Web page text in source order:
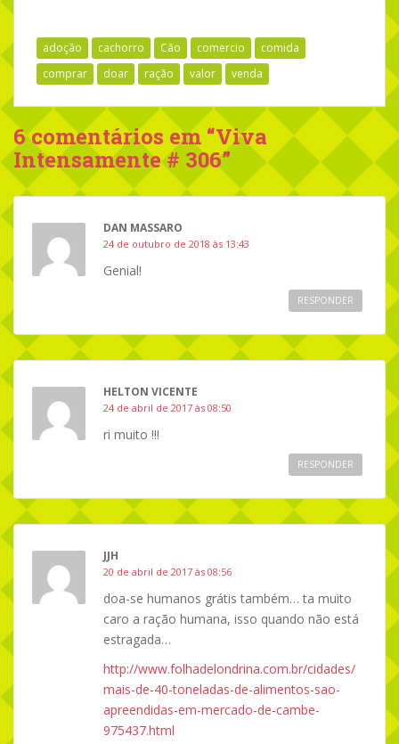
adoção cachorro Cão comercio
comida
comprar
doar ração valor venda
6 comentários em “Viva
Intensamente # 306”
DAN MASSARO
24 de outubro de 2018 às 13:43
Genial!
RESPONDER
HELTON VICENTE
24 de abril de 2017 às 08:50
ri muito !!!
RESPONDER
JJH
20 de abril de 2017 às 08:56
doa-se humanos grátis também… ta muito
caro a ração humana, isso quando não está
estragada…
http://www.folhadelondrina.com.br/cidades/
mais-de-40-toneladas-de-alimentos-sao-
apreendidas-em-mercado-de-cambe-
975437.html